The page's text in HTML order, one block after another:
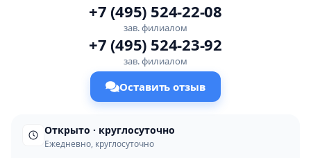
+7 (495) 524-22-08
зав. филиалом
+7 (495) 524-23-92
зав. филиалом
Оставить отзыв
Открыто · круглосуточно
Ежедневно, круглосуточно